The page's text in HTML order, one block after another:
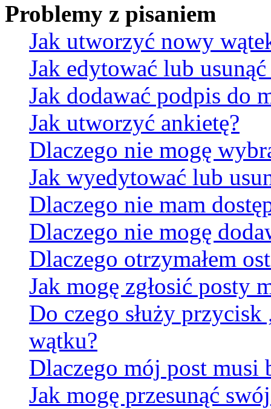
Problemy z pisaniem
Jak utworzyć nowy
Jak edytować lub usunąć
Jak dodawać podpis do
Jak utworzyć ankietę?
Dlaczego nie mogę
Jak wyedytować lub
Dlaczego nie mam
Dlaczego nie mogę
Dlaczego otrzymałem
Jak mogę zgłosić posty
Do czego służy
wątku?
Dlaczego mój post musi
Jak mogę przesunąć